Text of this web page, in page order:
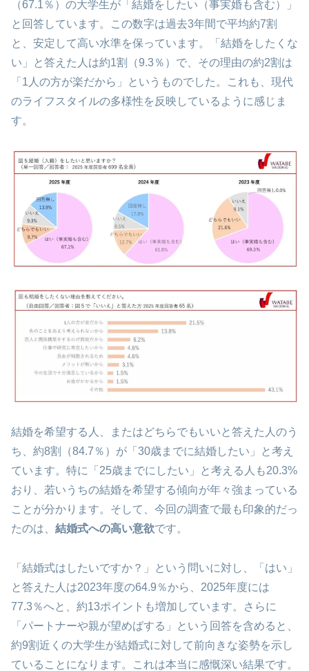
（67.1％）の大学生が「結婚をしたい（事実婚も含む）」
と回答しています。この数字は過去3年間で平均約7割
と、安定して高い水準を保っています。「結婚をしたくな
い」と答えた人は約1割（9.3％）で、その理由の約2割は
「1人の方が楽だから」というものでした。これも、現代
のライフスタイルの多様性を反映しているように感じま
す。
結婚を希望する人、またはどちらでもいいと答えた人のう
ち、約8割（84.7％）が「30歳までに結婚したい」と考え
ています。特に「25歳までにしたい」と考える人も20.3%
おり、若いうちの結婚を希望する傾向が年々強まっている
ことが分かります。そして、今回の調査で最も印象的だっ
たのは、 結婚式への高い意欲です。
「結婚式はしたいですか？」という問いに対し、「はい」
と答えた人は2023年度の64.9％から、2025年度には
77.3％へと、約13ポイントも増加しています。さらに
「パートナーや親が望めばする」という回答を含めると、
約9割近くの大学生が結婚式に対して前向きな姿勢を示し
ていることになります。これは本当に感慨深い結果です。